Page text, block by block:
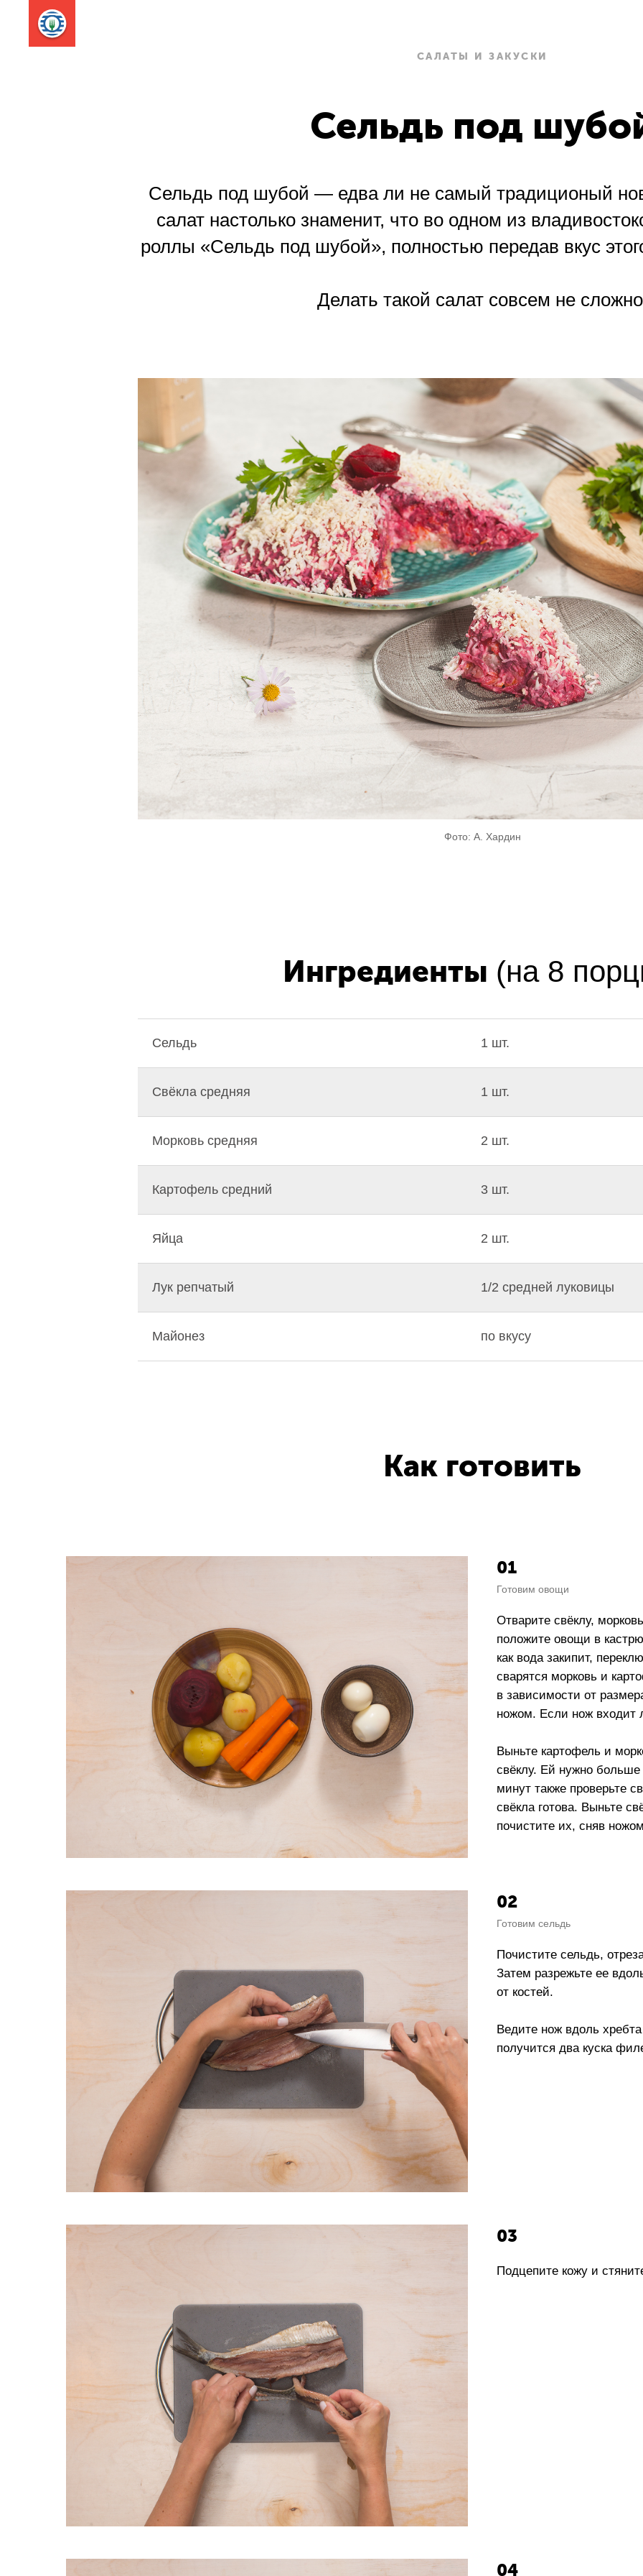
САЛАТЫ И ЗАКУСКИ
Сельдь под
Сельдь под шубой — едва ли не самый традиционый
салат настолько знаменит, что во одном из
роллы «Сельдь под шубой», полностью передав вкус
Делать такой салат совсем не
Фото: А. Хардин
Ингредиенты (на 8
Сельдь 1 шт.
Свёкла средняя 1 шт.
Морковь средняя 2 шт.
Картофель средний 3 шт.
Яйца 2 шт.
Лук репчатый 1/2 средней луковицы
Майонез по вкусу
Как готовить
01
Готовим овощи
Отварите свёклу,
положите овощи в
как вода закипит,
сварятся морковь и
в зависимости от
ножом. Если нож входит
Выньте картофель и
свёклу. Ей нужно больше
минут также проверьте
свёкла готова. Выньте
почистите их, сняв
02
Готовим сельдь
Почистите сельдь,
Затем разрежьте ее
от костей.
Ведите нож вдоль
получится два куска
03
Подцепите кожу и
04